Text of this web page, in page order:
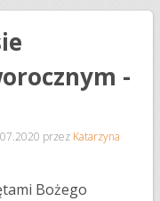
-
przez Katarzyna
Bożego